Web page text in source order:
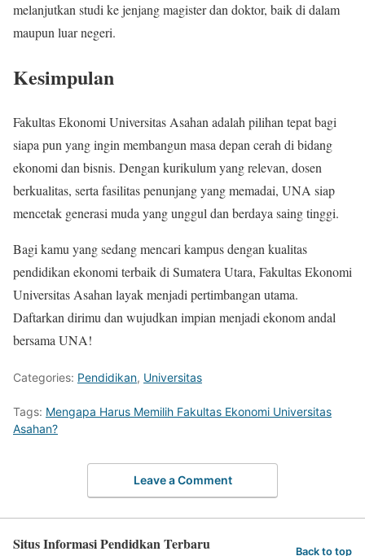
melanjutkan studi ke jenjang magister dan doktor, baik di dalam
maupun luar negeri.
Kesimpulan
Fakultas Ekonomi Universitas Asahan adalah pilihan tepat bagi
siapa pun yang ingin membangun masa depan cerah di bidang
ekonomi dan bisnis. Dengan kurikulum yang relevan, dosen
berkualitas, serta fasilitas penunjang yang memadai, UNA siap
mencetak generasi muda yang unggul dan berdaya saing tinggi.
Bagi kamu yang sedang mencari kampus dengan kualitas
pendidikan ekonomi terbaik di Sumatera Utara, Fakultas Ekonomi
Universitas Asahan layak menjadi pertimbangan utama.
Daftarkan dirimu dan wujudkan impian menjadi ekonom andal
bersama UNA!
Categories: Pendidikan, Universitas
Tags: Mengapa Harus Memilih Fakultas Ekonomi Universitas
Asahan?
Leave a Comment
Situs Informasi Pendidkan Terbaru Back to top